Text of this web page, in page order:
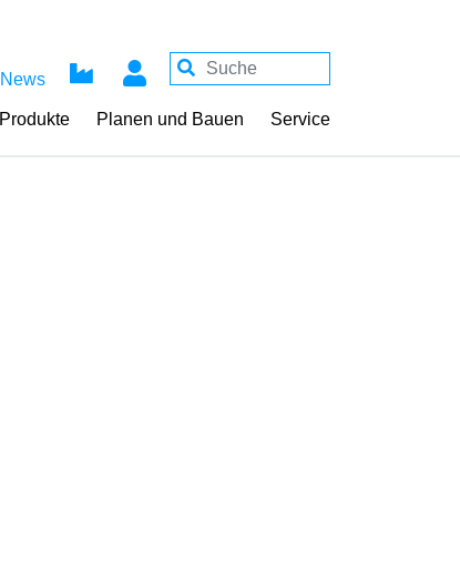
News
Produkte Planen und Bauen Service